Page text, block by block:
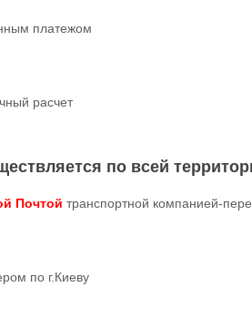
платежом
расчет
по всей
Почтой транспортной компанией-
по г.Киеву